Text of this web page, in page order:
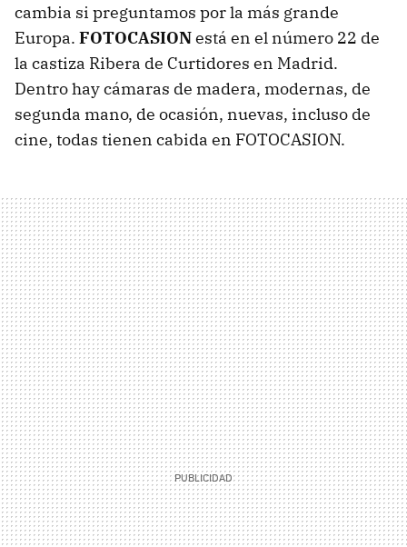
cambia si preguntamos por la más grande
Europa. FOTOCASIONestá en el número 22 de
la castiza Ribera de Curtidores en Madrid.
Dentro hay cámaras de madera, modernas, de
segunda mano, de ocasión, nuevas, incluso de
cine, todas tienen cabida en FOTOCASION.